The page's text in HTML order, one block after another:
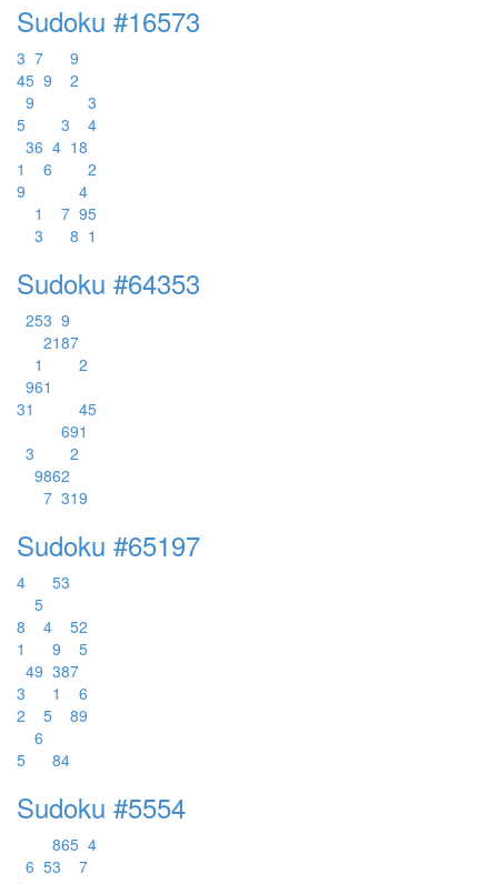
Sudoku #16573
3 7
9
45 9
2
9
3
5
3
4
36 4 18
1
6
2
9
4
1
7 95
3
8 1
Sudoku #64353
253 9
2187
1
2
961
31 45
691
3
2
9862
7 319
Sudoku #65197
4 53
5
8
4 52
1
9
5
49 387
3
1
6
2
5 89
6
5
84
Sudoku #5554
865 4
6 53
7